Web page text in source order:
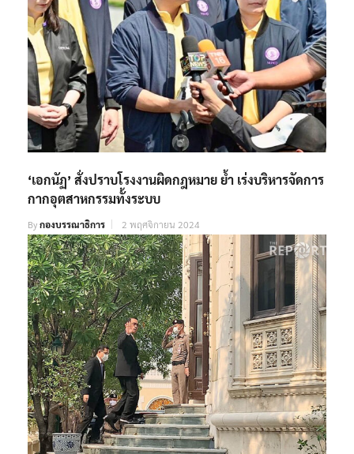
‘เอกนัฏ’ สั่งปราบโรงงานผิดกฎหมาย ย้ำ เร่งบริหารจัดการ
กากอุตสาหกรรมทั้งระบบ
Byกองบรรณาธิการ 2 พฤศจิกายน 2024